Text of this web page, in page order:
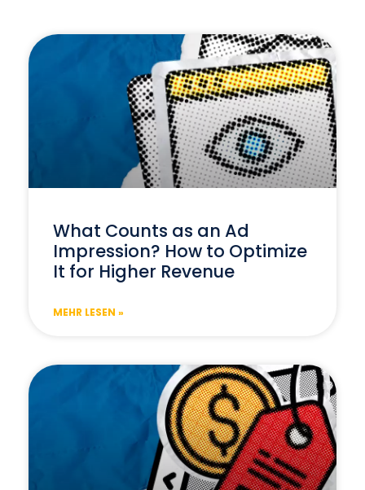
What Counts as an Ad
Impression? How to Optimize
It for Higher Revenue
MEHR LESEN »